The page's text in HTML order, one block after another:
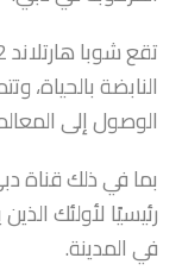
النابضة بالحياة،
الوصول إلى
بما في ذلك قناة
رئيسيًا لأولئك
في المدينة.